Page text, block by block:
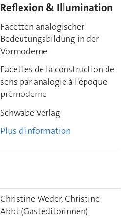
Reflexion & Illumination
Facetten analogischer
Bedeutungsbildung in der
Vormoderne
Facettes de la construction de
sens par analogie à l'époque
prémoderne
Schwabe Verlag
Plus d'information
Christine Weder, Christine
Abbt (Gasteditorinnen)